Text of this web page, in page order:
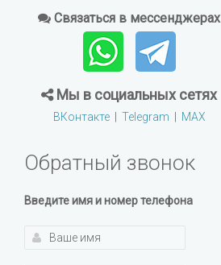
Связаться в мессенджерах
Мы в социальных сетях
ВКонтакте| Telegram | MAX
Обратный звонок
Введите имя и номер телефона